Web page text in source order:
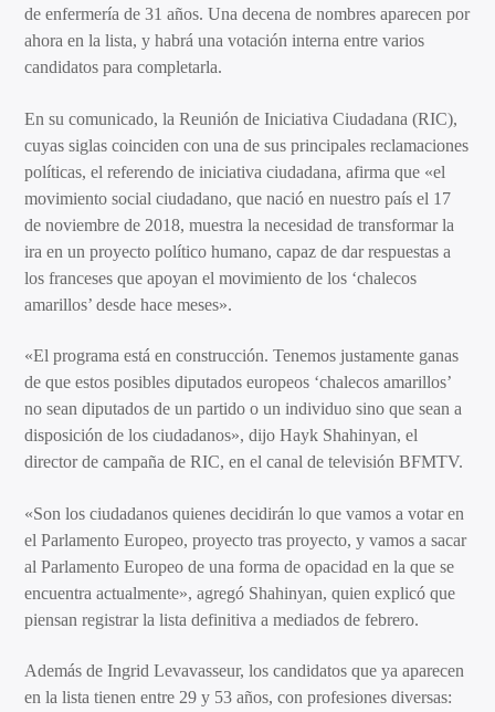
de enfermería de 31 años. Una decena de nombres aparecen por
ahora en la lista, y habrá una votación interna entre varios
candidatos para completarla.
En su comunicado, la Reunión de Iniciativa Ciudadana (RIC),
cuyas siglas coinciden con una de sus principales reclamaciones
políticas, el referendo de iniciativa ciudadana, afirma que «el
movimiento social ciudadano, que nació en nuestro país el 17
de noviembre de 2018, muestra la necesidad de transformar la
ira en un proyecto político humano, capaz de dar respuestas a
los franceses que apoyan el movimiento de los ‘chalecos
amarillos’ desde hace meses».
«El programa está en construcción. Tenemos justamente ganas
de que estos posibles diputados europeos ‘chalecos amarillos’
no sean diputados de un partido o un individuo sino que sean a
disposición de los ciudadanos», dijo Hayk Shahinyan, el
director de campaña de RIC, en el canal de televisión BFMTV.
«Son los ciudadanos quienes decidirán lo que vamos a votar en
el Parlamento Europeo, proyecto tras proyecto, y vamos a sacar
al Parlamento Europeo de una forma de opacidad en la que se
encuentra actualmente», agregó Shahinyan, quien explicó que
piensan registrar la lista definitiva a mediados de febrero.
Además de Ingrid Levavasseur, los candidatos que ya aparecen
en la lista tienen entre 29 y 53 años, con profesiones diversas: